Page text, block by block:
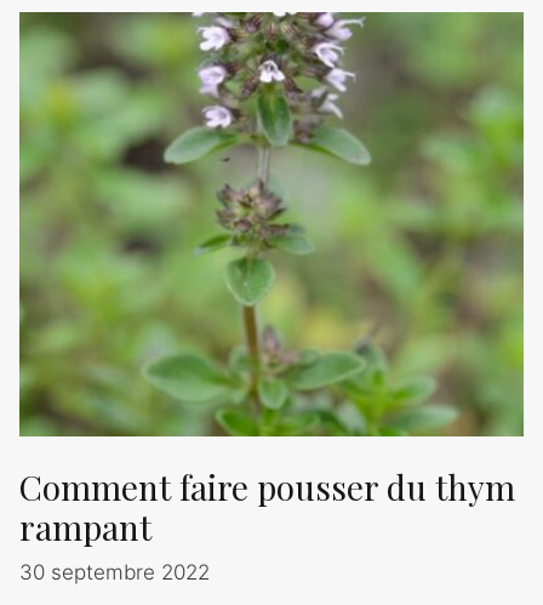
Comment faire pousser du thym
rampant
30 septembre 2022